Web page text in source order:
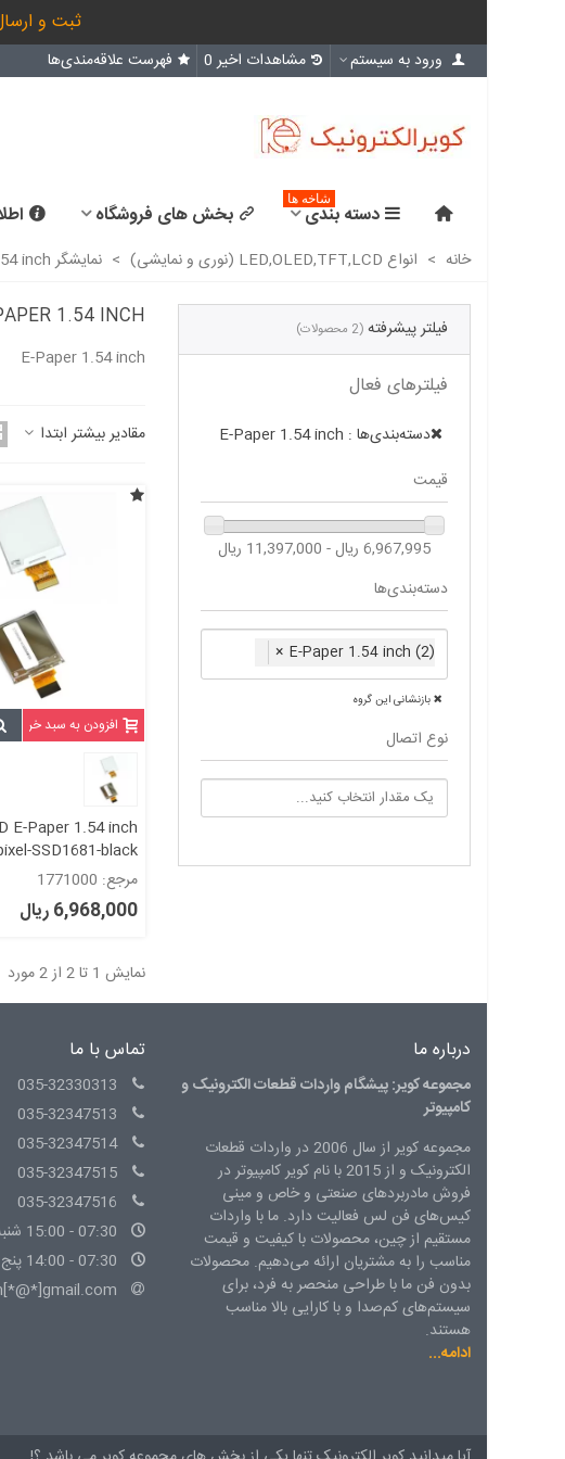
ثبت و
ورود به سیستم مشاهدات اخیر 0 فهرست علاقه‌مندی‌ها
دسته بندی
شاخه ها
بخش های فروشگاه
خانه > انواع LED,OLED,TFT,LCD (نوری و نمایشی) > نمایشگر E- paperinch
فیلتر پیشرفته (2 محصولات)
فیلترهای فعال
دسته‌بندی‌ها : E-Paper 1.54 inch
قیمت
6,967,995 ریال - 11,397,000 ریال
دسته‌بندی‌ها
E-Paper 1.54 inch (2)
×
بازنشانی این گروه
نوع اتصال
1.54 INCH
E-Paper 1.54 inch
مقادیر بیشتر ابتدا
افزودن به سبد خرید
E-Paper 1.54 inch
SSD1681-black
and white
مرجع: 1771000
6,968,000 ریال
نمایش 1 تا 2 از 2 مورد
درباره ما
مجموعه کویر: پیشگام واردات قطعات الکترونیک و
کامپیوتر
مجموعه کویر از سال 2006 در واردات قطعات
الکترونیک و از 2015 با نام کویر کامپیوتر در
فروش مادربردهای صنعتی و خاص و مینی
کیس‌های فن لس فعالیت دارد. ما با واردات
مستقیم از چین، محصولات با کیفیت و قیمت
مناسب را به مشتریان ارائه می‌دهیم. محصولات
بدون فن ما با طراحی منحصر به فرد، برای
سیستم‌های کم‌صدا و با کارایی بالا مناسب
هستند.
ادامه...
تماس با ما
035-32330313
035-32347513
035-32347514
035-32347515
035-32347516
07:30 - 15:00 شنبه الی چهارشنبه
07:30 - 14:00 پنج شنبه